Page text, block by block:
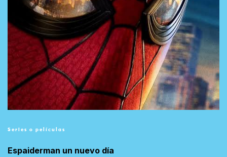
Series o películas
Espaiderman un nuevo día